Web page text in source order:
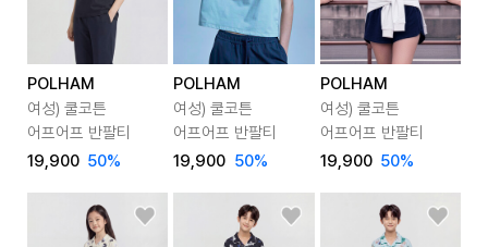
POLHAM
여성) 쿨코튼
어프어프 반팔티
19,900 50%
POLHAM
여성) 쿨코튼
어프어프 반팔티
19,900 50%
POLHAM
여성) 쿨코튼
어프어프 반팔티
19,900 50%